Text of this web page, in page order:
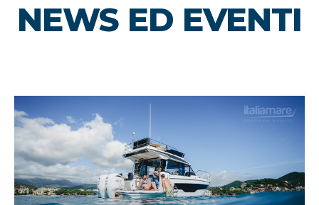
NEWS ED EVENTI